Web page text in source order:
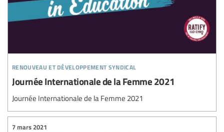
renouveau et développement syndical
Journée Internationale de la Femme 2021
Journée Internationale de la Femme 2021
7 mars 2021